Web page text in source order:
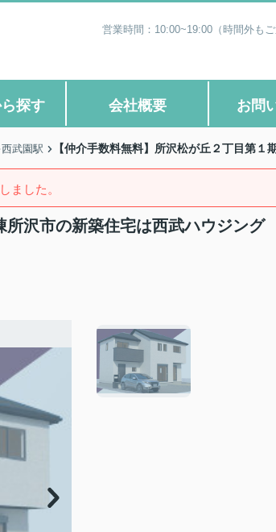
営業時間：10:00~19:00（時間外も
探す 会社概要 お問
西武園駅 【仲介手数料無料】所沢松が丘２丁目第
ました。
所沢市の新築住宅は西武ハウジング